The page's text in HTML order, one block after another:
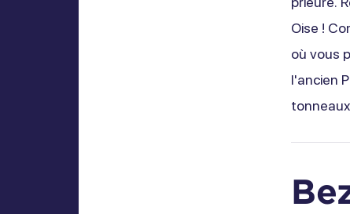
Oise !
où vous
l'ancien